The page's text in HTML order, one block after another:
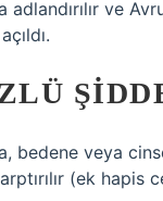
ve
bedene veya
(ek hapis